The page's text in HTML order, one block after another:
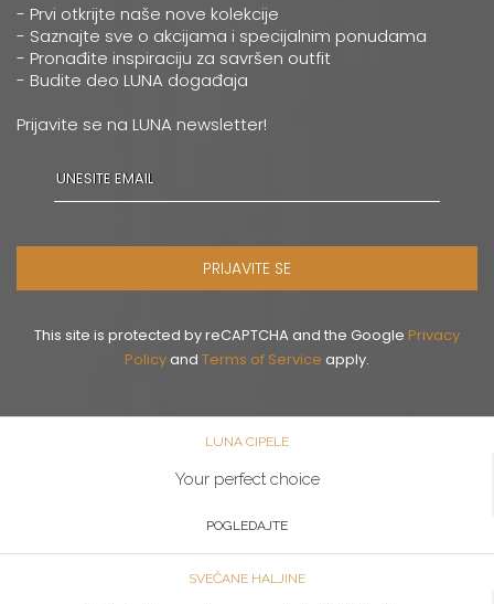
- Prvi otkrijte naše nove kolekcije
- Saznajte sve o akcijama i specijalnim ponudama
- Pronađite inspiraciju za savršen outfit
- Budite deo LUNA događaja
Prijavite se na LUNA newsletter!
PRIJAVITE SE
This site is protected by reCAPTCHA and the Google Privacy
Policyand Terms of Service apply.
LUNA CIPELE
Your perfect choice
POGLEDAJTE
SVEČANE HALJINE